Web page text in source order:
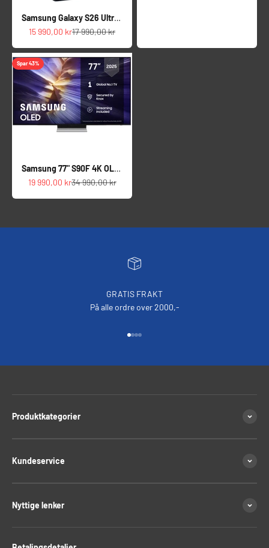
Samsung Galaxy S26 Ultra 5G smarttelefon 12/256GB
Salgspris
15 990,00 krNormalpris
17 990,00 kr
Spar 43%
Samsung 77" S90F 4K OLED Smart-TV (2025) - DEMO
Salgspris
19 990,00 krNormalpris
34 990,00 kr
GRATIS FRAKT
På alle ordre over 2000,-
Produktkategorier
Kundeservice
Nyttige lenker